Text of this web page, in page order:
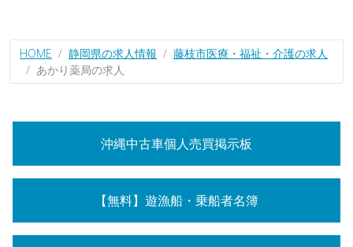
HOME 静岡県の求人情報
藤枝市医療・福祉・介護の求人
あかり薬局の求人
沖縄中古車個人売買掲示板
【無料】遊漁船・乗船者名簿